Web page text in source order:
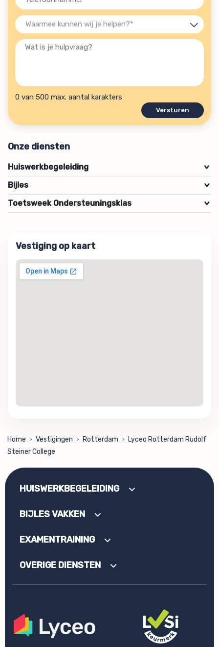
(Vereist)
Waarmee
kunnen
wij
(Vereist)
Wat
hulpvraag?
0 van 500 max. aantal karakters
Onze diensten
Huiswerkbegeleiding >
Bijles >
Toetsweek Ondersteuningsklas >
Vestiging op kaart
Home > Vestigingen > Rotterdam >
Lyceo Rotterdam Rudolf
Steiner College
HUISWERKBEGELEIDING
BIJLES VAKKEN
EXAMENTRAINING
OVERIGE DIENSTEN